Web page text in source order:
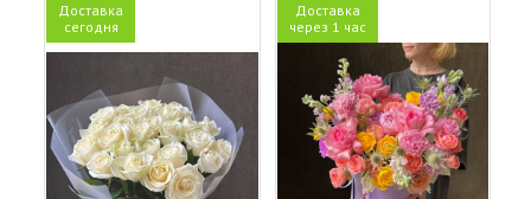
Доставка
сегодня
Доставка
через 1 час